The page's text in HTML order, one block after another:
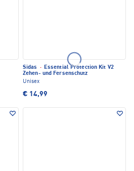
Sidas · Essential Protection Kit V2
Zehen- und Fersenschutz
Unisex
€ 14,99